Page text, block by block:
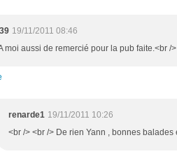
19/11/2011 08:46
moi aussi de remercié pour la pub faite.<br />
renarde1 19/11/2011 10:26
<br /> <br /> De rien Yann , bonnes balades